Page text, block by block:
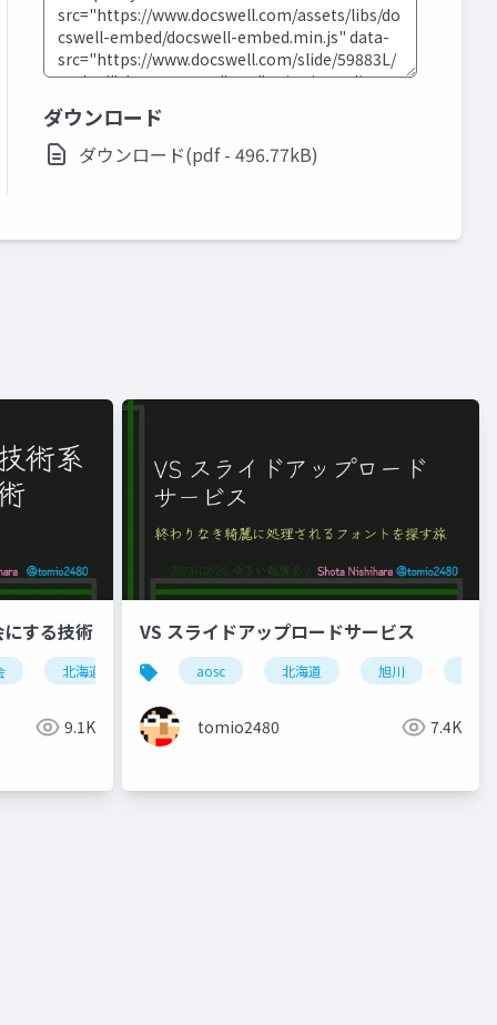
ダウンロード
ダウンロード(pdf - 496.77kB)
する技術
北海道 東京 学び
9.1K
VS スライドアップロードサービス
aosc 北海道 旭川
tomio2480 7.4K